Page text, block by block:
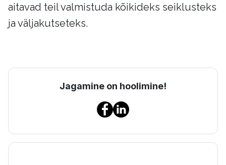
aitavad teil valmistuda kõikideks seiklusteks
ja väljakutseteks.
Jagamine on hoolimine!